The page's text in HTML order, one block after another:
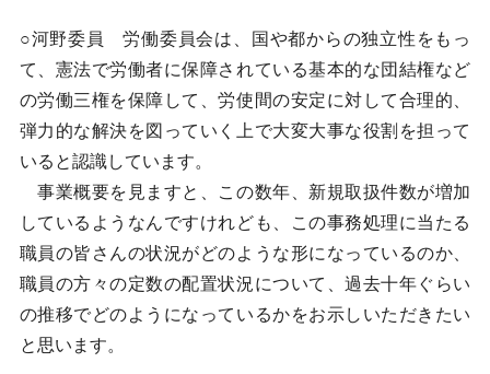
○河野委員 労働委員会は、国や都からの独立性をもっ
て、憲法で労働者に保障されている基本的な団結権など
の労働三権を保障して、労使間の安定に対して合理的、
弾力的な解決を図っていく上で大変大事な役割を担って
いると認識しています。
事業概要を見ますと、この数年、新規取扱件数が増加
しているようなんですけれども、この事務処理に当たる
職員の皆さんの状況がどのような形になっているのか、
職員の方々の定数の配置状況について、過去十年ぐらい
の推移でどのようになっているかをお示しいただきたい
と思います。